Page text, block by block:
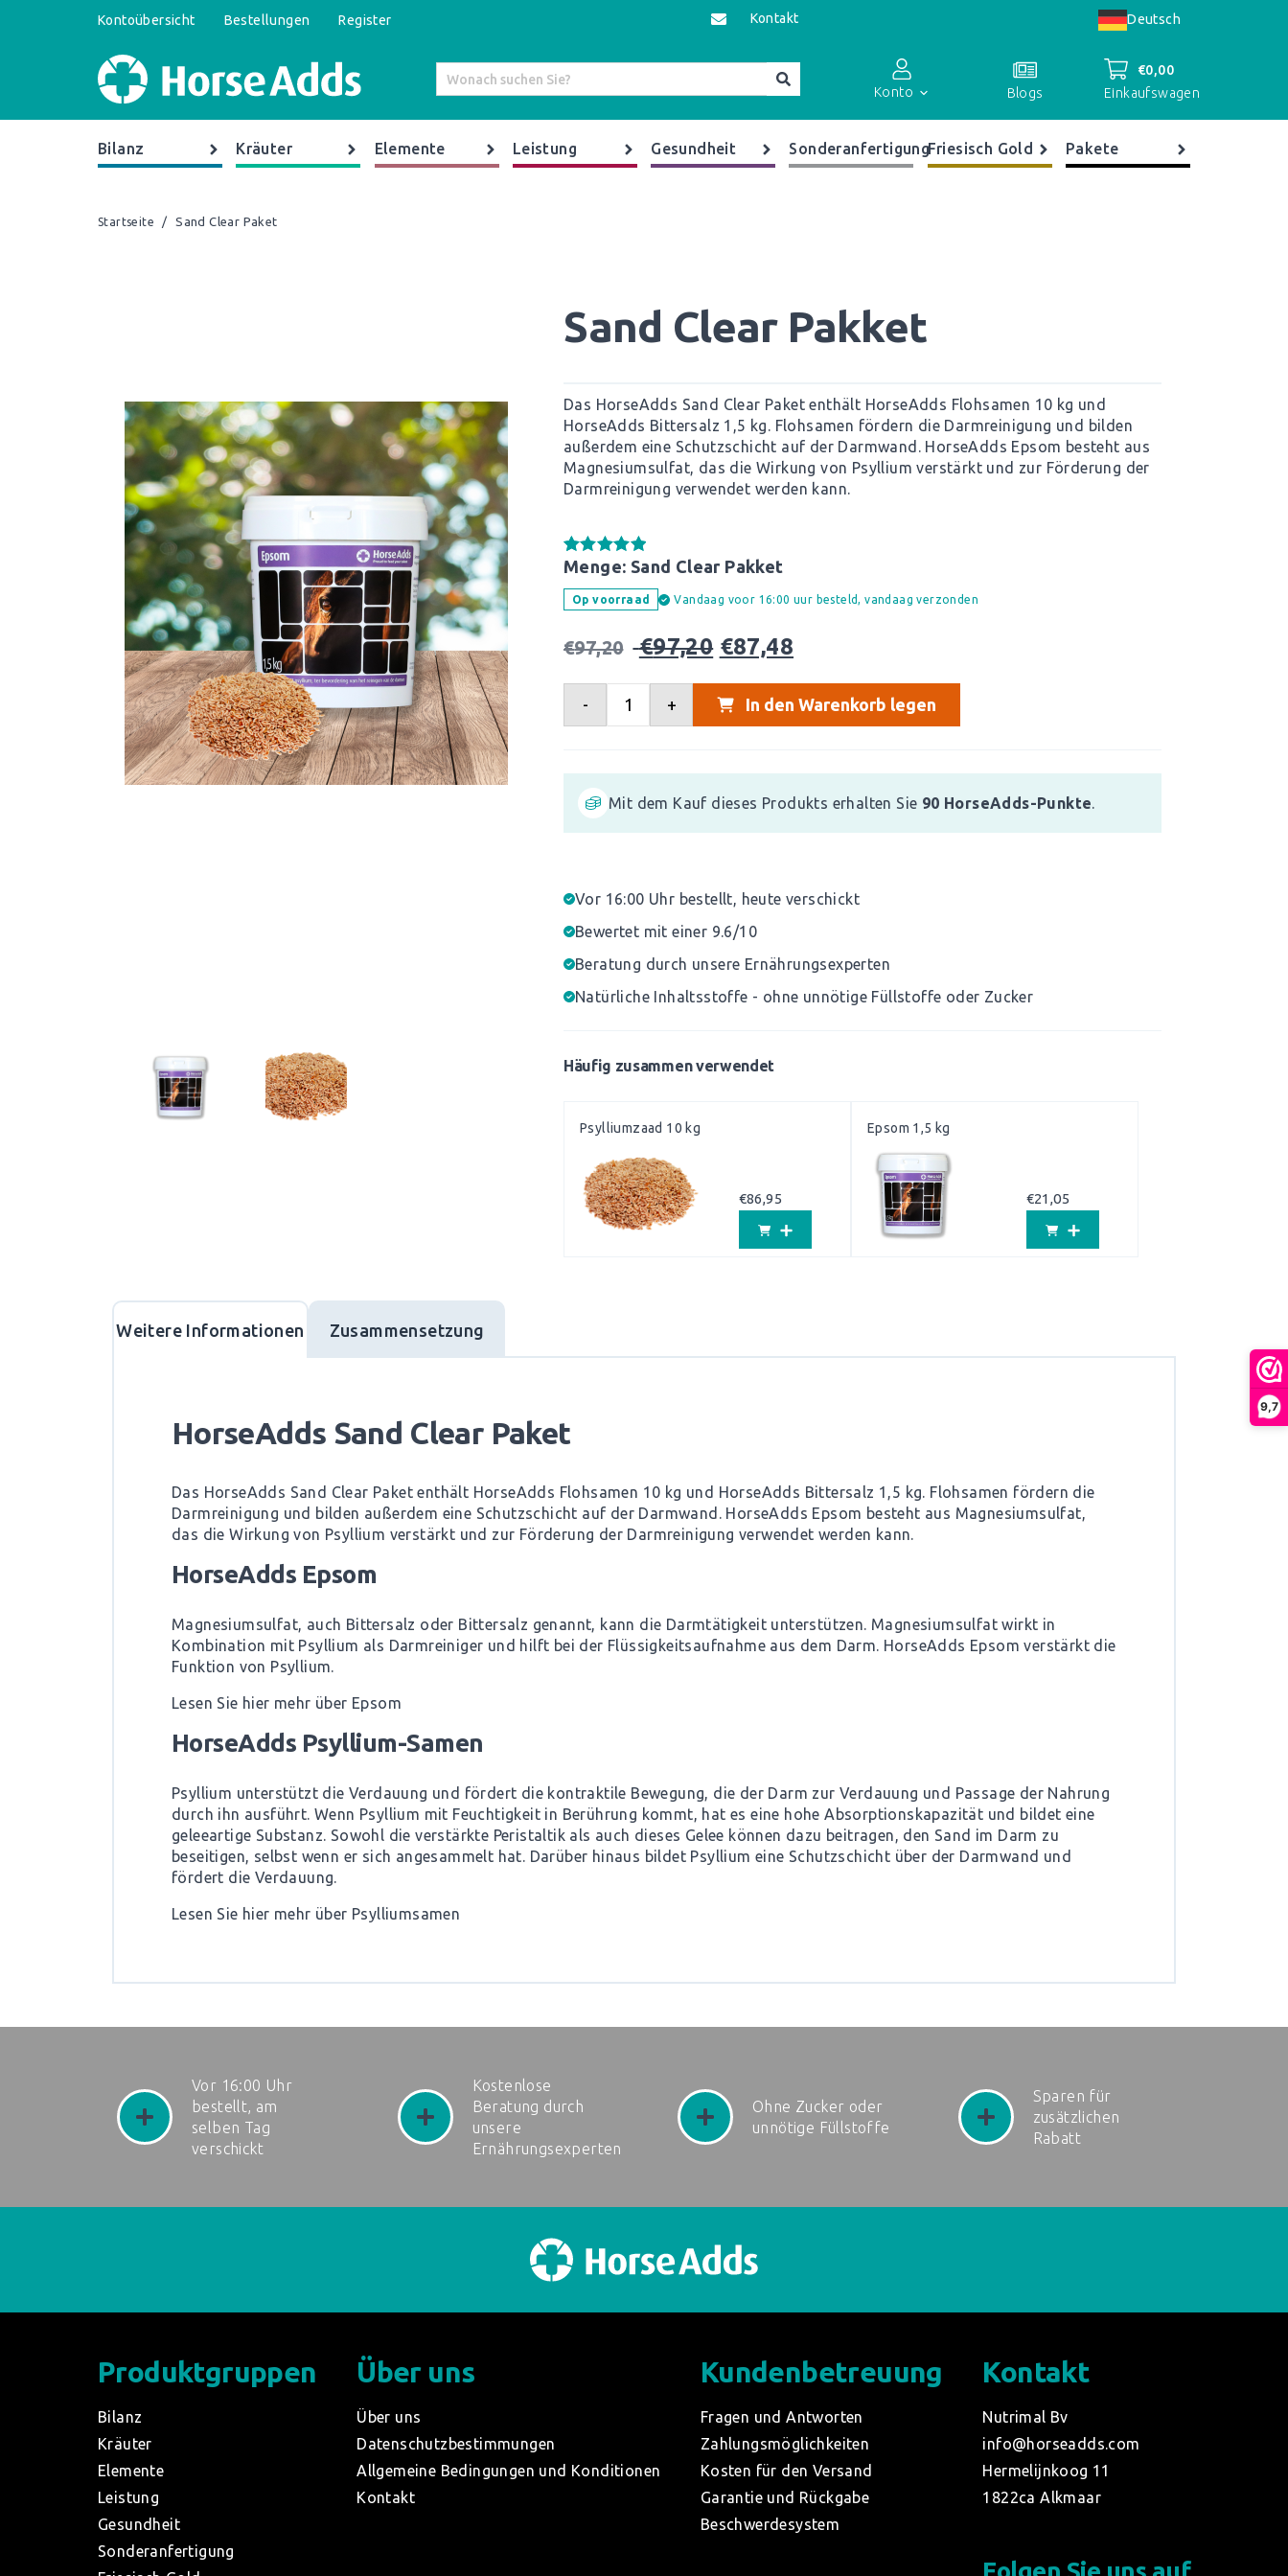
9,7
Kontoübersicht Bestellungen Register Kontakt Deutsch
Konto Blogs
€0,00
Einkaufswagen
Bilanz Kräuter Elemente Leistung Gesundheit SonderanfertigungFriesisch Gold Pakete
Startseite / Sand Clear Paket
Sand Clear Pakket
Das HorseAdds Sand Clear Paket enthält HorseAdds Flohsamen 10 kg und
HorseAdds Bittersalz 1,5 kg. Flohsamen fördern die Darmreinigung und bilden
außerdem eine Schutzschicht auf der Darmwand. HorseAdds Epsom besteht aus
Magnesiumsulfat, das die Wirkung von Psyllium verstärkt und zur Förderung der
Darmreinigung verwendet werden kann.
Gewaardeerd
gebaseerd
op
2
klant
Menge: Sand Clear Pakket
Op voorraad Vandaag voor 16:00 uur besteld, vandaag verzonden
€97,20
Oorspronkelijke
was:
€108,00.
€97,20Huidige
is:
€97,20.
€87,48
- + In den Warenkorb legen
Mit dem Kauf dieses Produkts erhalten Sie 90 HorseAdds-Punkte.
Vor 16:00 Uhr bestellt, heute verschickt
Bewertet mit einer 9.6/10
Beratung durch unsere Ernährungsexperten
Natürliche Inhaltsstoffe - ohne unnötige Füllstoffe oder Zucker
Häufig zusammen verwendet
Psylliumzaad 10 kg
€86,95
Epsom 1,5 kg
€21,05
Weitere Informationen Zusammensetzung
HorseAdds Sand Clear Paket
Das HorseAdds Sand Clear Paket enthält HorseAdds Flohsamen 10 kg und HorseAdds Bittersalz 1,5 kg. Flohsamen fördern die
Darmreinigung und bilden außerdem eine Schutzschicht auf der Darmwand. HorseAdds Epsom besteht aus Magnesiumsulfat,
das die Wirkung von Psyllium verstärkt und zur Förderung der Darmreinigung verwendet werden kann.
HorseAdds Epsom
Magnesiumsulfat, auch Bittersalz oder Bittersalz genannt, kann die Darmtätigkeit unterstützen. Magnesiumsulfat wirkt in
Kombination mit Psyllium als Darmreiniger und hilft bei der Flüssigkeitsaufnahme aus dem Darm. HorseAdds Epsom verstärkt die
Funktion von Psyllium.
Lesen Sie hier mehr über Epsom
HorseAdds Psyllium-Samen
Psyllium unterstützt die Verdauung und fördert die kontraktile Bewegung, die der Darm zur Verdauung und Passage der Nahrung
durch ihn ausführt. Wenn Psyllium mit Feuchtigkeit in Berührung kommt, hat es eine hohe Absorptionskapazität und bildet eine
geleeartige Substanz. Sowohl die verstärkte Peristaltik als auch dieses Gelee können dazu beitragen, den Sand im Darm zu
beseitigen, selbst wenn er sich angesammelt hat. Darüber hinaus bildet Psyllium eine Schutzschicht über der Darmwand und
fördert die Verdauung.
Lesen Sie hier mehr über Psylliumsamen
Vor 16:00 Uhr
bestellt, am
selben Tag
verschickt
Kostenlose
Beratung durch
unsere
Ernährungsexperten
Ohne Zucker oder
unnötige Füllstoffe
Sparen für
zusätzlichen
Rabatt
Produktgruppen
Bilanz
Kräuter
Elemente
Leistung
Gesundheit
Sonderanfertigung
Über uns
Über uns
Datenschutzbestimmungen
Allgemeine Bedingungen und Konditionen
Kontakt
Kundenbetreuung
Fragen und Antworten
Zahlungsmöglichkeiten
Kosten für den Versand
Garantie und Rückgabe
Beschwerdesystem
Kontakt
Nutrimal Bv
info@horseadds.com
Hermelijnkoog 11
1822ca Alkmaar